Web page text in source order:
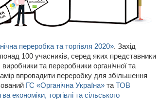
переробка та торгівля 2020». Захід
100 учасників, серед яких представники
виробники та переробники органічної та
впровадити переробку для збільшення
ГС «Органічна Україна» та ТОВ
економіки, торгівлі та сільського